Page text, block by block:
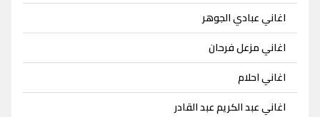
اغاني عبادي الجوهر
اغاني مزعل فرحان
اغاني احلام
اغاني عبد الكريم عبد القادر